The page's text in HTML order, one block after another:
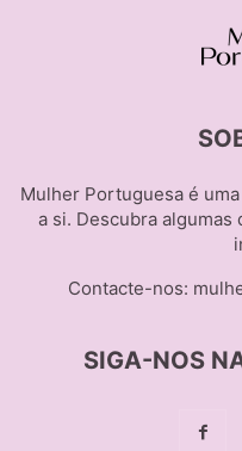
Mulher Portuguesa é
a si. Descubra
Contacte-nos:
SIGA-NOS